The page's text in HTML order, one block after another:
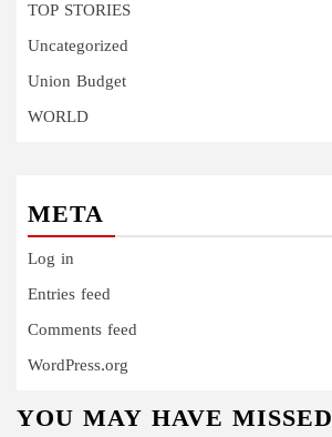
TOP STORIES
Uncategorized
Union Budget
WORLD
META
Log in
Entries feed
Comments feed
WordPress.org
YOU MAY HAVE MISSED